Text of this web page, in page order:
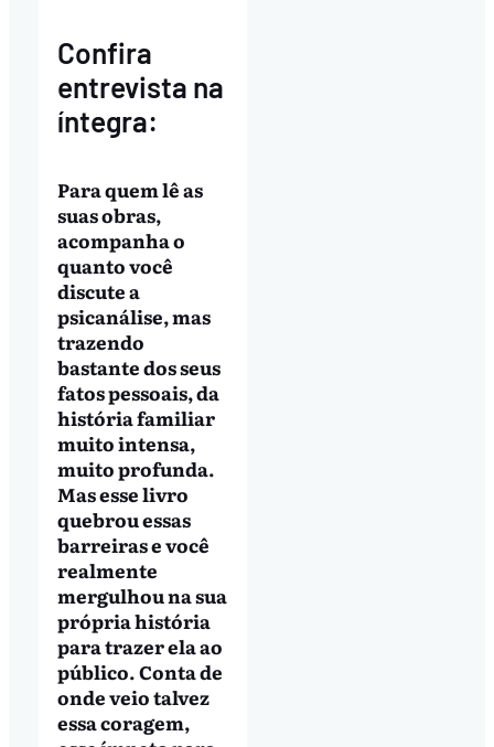
Confira
entrevista na
íntegra:
Para quem lê as
suas obras,
acompanha o
quanto você
discute a
psicanálise, mas
trazendo
bastante dos seus
fatos pessoais, da
história familiar
muito intensa,
muito profunda.
Mas esse livro
quebrou essas
barreiras e você
realmente
mergulhou na sua
própria história
para trazer ela ao
público. Conta de
onde veio talvez
essa coragem,